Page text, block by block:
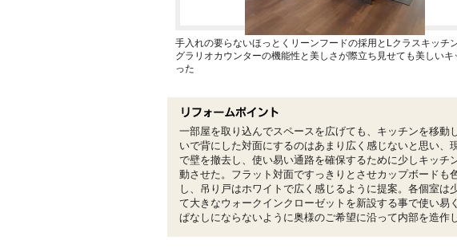
手入れの要らないほっとくリーンフードの採用とLクラスキッチ
グラリオカウンターの機能性と美しさが際立ち見せても美しいキ
った
一部屋を取り込んでスペースを広げても、キッチンを移動
いで背にした対面にするのはあまり広く感じないと思い、
で壁を撤去し、使い易い通路を確保するために少しキッチ
動させた。フラット対面ですっきりとさせカップボードも
し、吊り戸はホワイトで広く感じるように提案。各個室は
て大きなウォークインクローゼットを新設する事で使い易
ぱなしにならないように奥様のご希望に沿って内部を造作し